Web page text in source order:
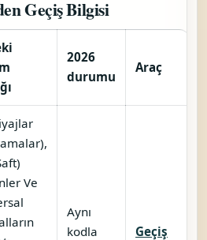
Geçiş Bilgisi
2026
durumu
Araç
Ve
Aynı
kodla
Geçiş